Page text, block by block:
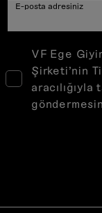
E-posta adresiniz
VF Ege
Şirketi’nin